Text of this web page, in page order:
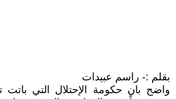
بقلم :- راسم عبيدات
واضح بان حكومة الإحتلال التي باتت